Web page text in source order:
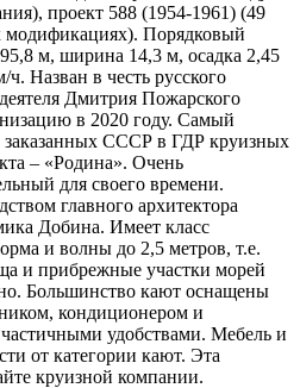
проект 588 (1954-1961) (49
модификациях). Порядковый
м, ширина 14,3 м, осадка 2,45
Назван в честь русского
Дмитрия Пожарского
в 2020 году. Самый
заказанных СССР в ГДР круизных
– «Родина». Очень
для своего времени.
главного архитектора
Добина. Имеет класс
и волны до 2,5 метров, т.е.
и прибрежные участки морей
Большинство кают оснащены
кондиционером и
удобствами. Мебель и
от категории кают. Эта
круизной компании.